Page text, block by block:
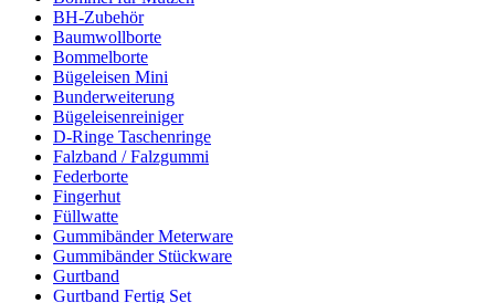
BH-Zubehör
Baumwollborte
Bommelborte
Bügeleisen Mini
Bunderweiterung
Bügeleisenreiniger
D-Ringe Taschenringe
Falzband / Falzgummi
Federborte
Fingerhut
Füllwatte
Gummibänder Meterware
Gummibänder Stückware
Gurtband
Gurtband Fertig Set